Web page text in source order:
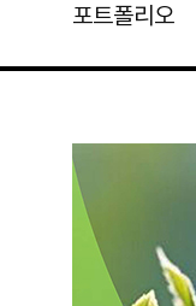
포트폴리오